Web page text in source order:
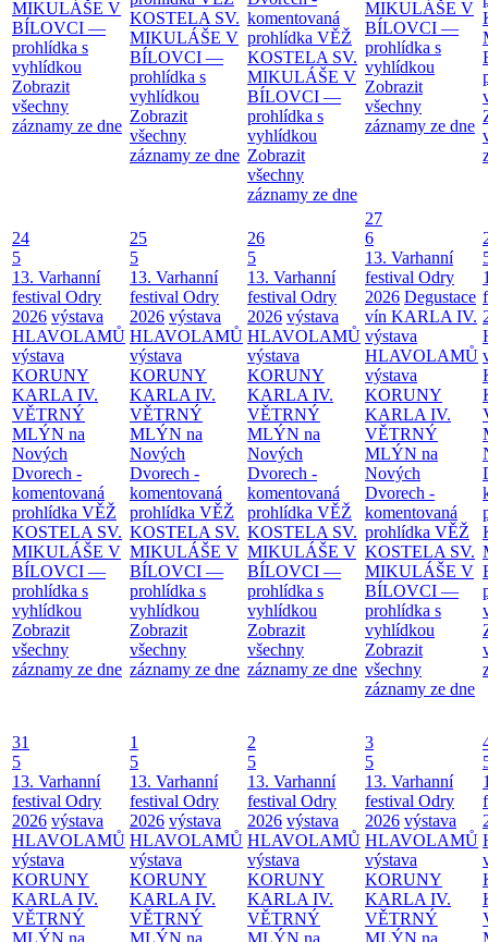
MIKULÁŠE V
BÍLOVCI —
prohlídka s
vyhlídkou
Zobrazit
všechny
záznamy ze dne
KOSTELA SV.
MIKULÁŠE V
BÍLOVCI —
prohlídka s
vyhlídkou
Zobrazit
všechny
záznamy ze dne
komentovaná
prohlídka VĚŽ
KOSTELA SV.
MIKULÁŠE V
BÍLOVCI —
prohlídka s
vyhlídkou
Zobrazit
všechny
záznamy ze dne
MIKULÁŠE V
BÍLOVCI —
prohlídka s
vyhlídkou
Zobrazit
všechny
záznamy ze dne
24
5
13. Varhanní
festival Odry
2026 výstava
HLAVOLAMŮ
výstava
KORUNY
KARLA IV.
VĚTRNÝ
MLÝN na
Nových
Dvorech -
komentovaná
prohlídka VĚŽ
KOSTELA SV.
MIKULÁŠE V
BÍLOVCI —
prohlídka s
vyhlídkou
Zobrazit
všechny
záznamy ze dne
25
5
13. Varhanní
festival Odry
2026 výstava
HLAVOLAMŮ
výstava
KORUNY
KARLA IV.
VĚTRNÝ
MLÝN na
Nových
Dvorech -
komentovaná
prohlídka VĚŽ
KOSTELA SV.
MIKULÁŠE V
BÍLOVCI —
prohlídka s
vyhlídkou
Zobrazit
všechny
záznamy ze dne
26
5
13. Varhanní
festival Odry
2026 výstava
HLAVOLAMŮ
výstava
KORUNY
KARLA IV.
VĚTRNÝ
MLÝN na
Nových
Dvorech -
komentovaná
prohlídka VĚŽ
KOSTELA SV.
MIKULÁŠE V
BÍLOVCI —
prohlídka s
vyhlídkou
Zobrazit
všechny
záznamy ze dne
27
6
13. Varhanní
festival Odry
2026 Degustace
vín KARLA IV.
výstava
HLAVOLAMŮ
výstava
KORUNY
KARLA IV.
VĚTRNÝ
MLÝN na
Nových
Dvorech -
komentovaná
prohlídka VĚŽ
KOSTELA SV.
MIKULÁŠE V
BÍLOVCI —
prohlídka s
vyhlídkou
Zobrazit
všechny
záznamy ze dne
31
5
13. Varhanní
festival Odry
2026 výstava
HLAVOLAMŮ
výstava
KORUNY
KARLA IV.
VĚTRNÝ
MLÝN na
1
5
13. Varhanní
festival Odry
2026 výstava
HLAVOLAMŮ
výstava
KORUNY
KARLA IV.
VĚTRNÝ
MLÝN na
2
5
13. Varhanní
festival Odry
2026 výstava
HLAVOLAMŮ
výstava
KORUNY
KARLA IV.
VĚTRNÝ
MLÝN na
3
5
13. Varhanní
festival Odry
2026 výstava
HLAVOLAMŮ
výstava
KORUNY
KARLA IV.
VĚTRNÝ
MLÝN na